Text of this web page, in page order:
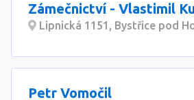
Zámečnictví - Vlastimil
Lipnická 1151, Bystřice pod
Petr Vomočil